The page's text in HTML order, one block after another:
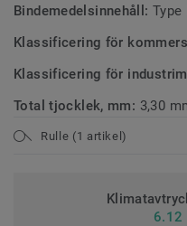
Bindemedelsinnehåll: Type
Klassificering för
Klassificering för
Total tjocklek, mm: 3,30
Rulle (1 artikel)
6.12